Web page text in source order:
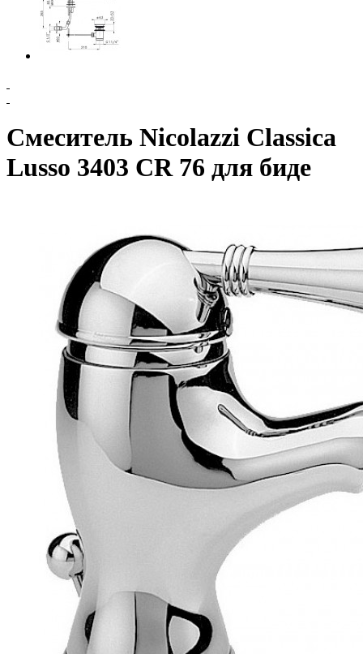
Смеситель Nicolazzi Classica
Lusso 3403 CR 76 для биде